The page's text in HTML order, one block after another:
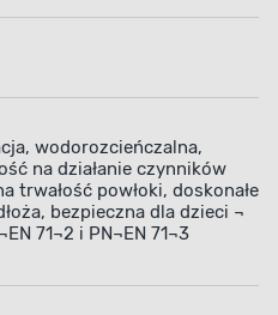
wodorozcieńczalna,
na działanie czynników
trwałość powłoki, doskonałe
bezpieczna dla dzieci ¬
71¬2 i PN¬EN 71¬3